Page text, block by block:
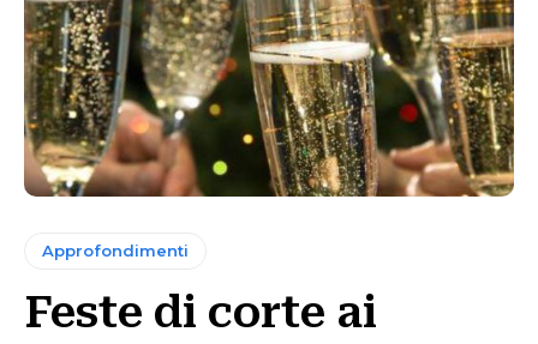
Approfondimenti
Feste di corte ai